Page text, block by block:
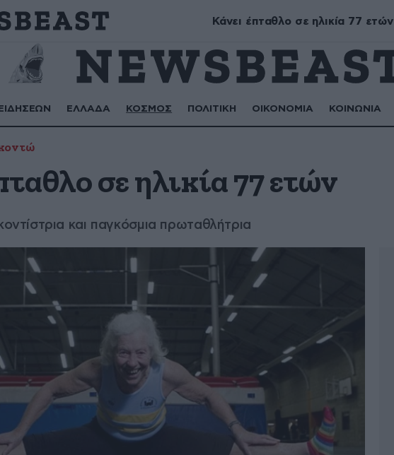
Αστέριος, Νικάνωρ, Αστρινή
ΕΛΛΑΔΑ ΚΟΣΜΟΣ ΠΟΛΙΤΙΚΗ ΟΙΚΟΝΟΜΙΑ ΚΟΙΝΩΝΙΑ
Κάνει έπταθλο σε ηλικία 77 ετών
σε ηλικία 77 ετών
και παγκόσμια πρωταθλήτρια